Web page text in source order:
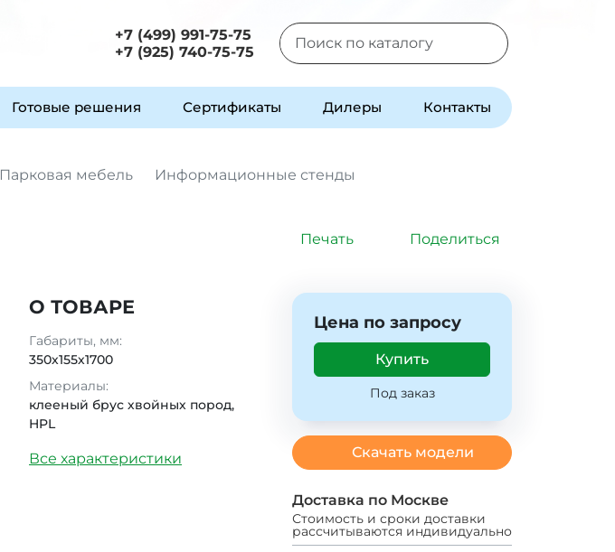
+7 (499) 991-75-75
+7 (925) 740-75-75
Готовые решения Сертификаты Дилеры Контакты
Парковая мебель
Информационные стенды
Печать
Поделиться
О ТОВАРЕ
Габариты, мм:
350х155х1700
Материалы:
клееный брус хвойных пород,
HPL
Все характеристики
Цена по запросу
Купить
Под заказ
Скачать модели
Доставка по Москве
Стоимость и сроки доставки
рассчитываются индивидуально